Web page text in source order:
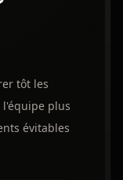
tôt les
plus
évitables